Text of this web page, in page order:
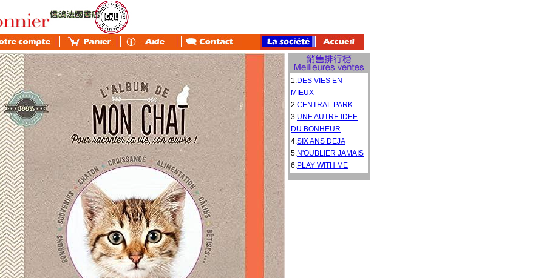
1.DES VIES EN
MIEUX
2.CENTRAL PARK
3.UNE AUTRE IDEE
DU BONHEUR
4.SIX ANS DEJA
5.N'OUBLIER JAMAIS
6.PLAY WITH ME